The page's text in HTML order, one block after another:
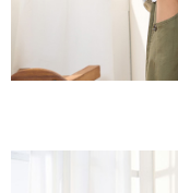
２．關於個人資料處理事
https://aftee.tw/terms/
３．未成年的使用者請事
「AFTEE先享後付」，
５．嚴禁一人註冊多個
黑貓宅急便(包裹尺寸
每筆NT$140，滿